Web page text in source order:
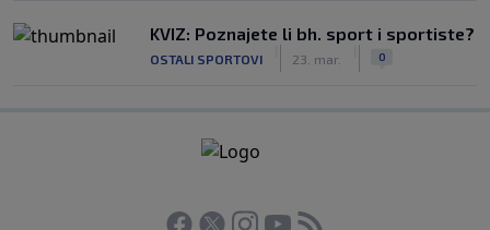
KVIZ: Poznajete li bh. sport i sportiste?
OSTALI SPORTOVI 23. mar. 0